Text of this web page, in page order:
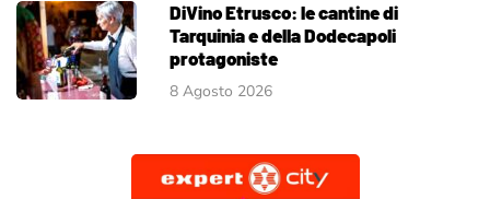
DiVino Etrusco: le cantine di
Tarquinia e della Dodecapoli
protagoniste
8 Agosto 2026